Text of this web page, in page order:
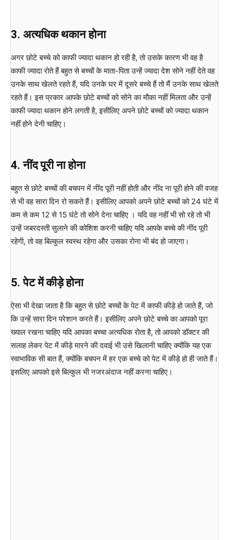
3. अत्यधिक थकान होना
अगर छोटे बच्चे को काफी ज्यादा थकान हो रही है, तो उसके कारण भी वह है
काफी ज्यादा रोते हैं बहुत से बच्चों के माता-पिता उन्हें ज्यादा देश सोने नहीं देते वह
उनके साथ खेलते रहते हैं, यदि उनके घर में दूसरे बच्चे हैं तो मैं उनके साथ खेलते
रहते हैं। इस प्रकार आपके छोटे बच्चों को सोने का मौका नहीं मिलता और उन्हें
काफी ज्यादा थकान होने लगती है, इसीलिए अपने छोटे बच्चों को ज्यादा थकान
नहीं होने देनी चाहिए।
4. नींद पूरी ना होना
बहुत से छोटे बच्चों की बचपन में नींद पूरी नहीं होती और नींद ना पूरी होने की वजह
से भी वह सारा दिन रो सकते हैं। इसीलिए आपको अपने छोटे बच्चों को 24 घंटे में
कम से कम 12 से 15 घंटे तो सोने देना चाहिए । यदि वह नहीं भी सो रहे तो भी
उन्हें जबरदस्ती सुलाने की कोशिश करनी चाहिए यदि आपके बच्चे की नींद पूरी
रहेगी, तो वह बिल्कुल स्वस्थ रहेगा और उसका रोना भी बंद हो जाएगा।
5. पेट में कीड़े होना
ऐसा भी देखा जाता है कि बहुत से छोटे बच्चों के पेट में काफी कीड़े हो जाते हैं, जो
कि उन्हें सारा दिन परेशान करते हैं। इसीलिए अपने छोटे बच्चे का आपको पूरा
ख्याल रखना चाहिए यदि आपका बच्चा अत्यधिक रोता है, तो आपको डॉक्टर की
सलाह लेकर पेट में कीड़े मारने की दवाई भी उसे खिलानी चाहिए क्योंकि यह एक
स्वाभाविक सी बात हैं, क्योंकि बचपन में हर एक बच्चे को पेट में कीड़े हो ही जाते हैं।
इसलिए आपको इसे बिल्कुल भी नजरअंदाज नहीं करना चाहिए।